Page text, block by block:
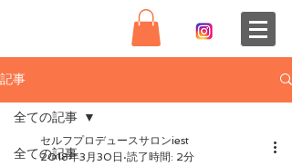
記事
全ての記事
全ての記事
セルフプロデュースサロンiest
2018年3月30日 読了時間: 2分